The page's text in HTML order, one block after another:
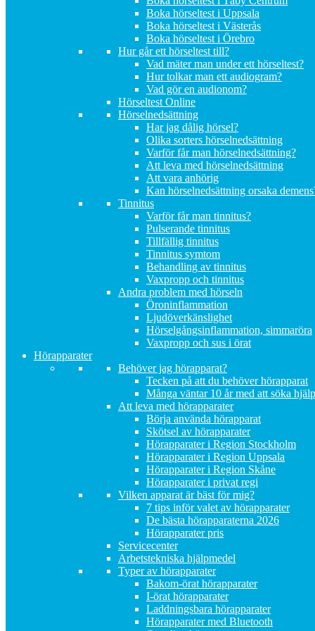
Boka hörseltest i Uppsala
Boka hörseltest i Västerås
Boka hörseltest i Örebro
Hur går ett hörseltest till?
Vad mäter man under ett hörseltest?
Hur tolkar man ett audiogram?
Vad gör en audionom?
Hörseltest Online
Hörselnedsättning
Har jag dålig hörsel?
Olika sorters hörselnedsättning
Varför får man hörselnedsättning?
Att leva med hörselnedsättning
Att vara anhörig
Kan hörselnedsättning orsaka
Tinnitus
Varför får man tinnitus?
Pulserande tinnitus
Tillfällig tinnitus
Tinnitus symtom
Behandling av tinnitus
Vaxpropp och tinnitus
Andra problem med hörseln
Öroninflammation
Ljudöverkänslighet
Hörselgångsinflammation, simmaröra
Vaxpropp och sus i örat
Hörapparater
Behöver jag hörapparat?
Tecken på att du behöver hörapparat
Många väntar 10 år med att söka hjälp
Att leva med hörapparater
Börja använda hörapparat
Skötsel av hörapparater
Hörapparater i Region Stockholm
Hörapparater i Region Uppsala
Hörapparater i Region Skåne
Hörapparater i privat regi
Vilken apparat är bäst för mig?
7 tips inför valet av hörapparater
De bästa hörapparaterna 2026
Hörapparater pris
Servicecenter
Arbetstekniska hjälpmedel
Typer av hörapparater
Bakom-örat hörapparater
I-örat hörapparater
Laddningsbara hörapparater
Hörapparater med Bluetooth